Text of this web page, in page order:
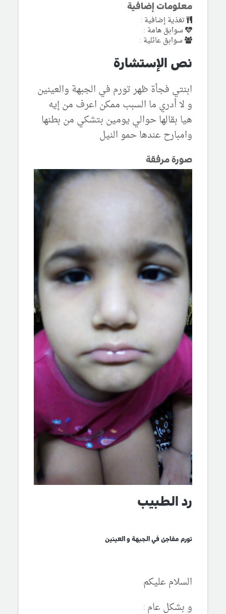
معلومات إضافية
تغذية إضافية :
سوابق هامة :
سوابق عائلية :
نص الإستشارة
ابنتي فجأة ظهر تورم في الجبهة والعينين
و لا أدري ما السبب ممكن اعرف من إيه
هيا بقالها حوالي يومين بتشكي من بطنها
وامبارح عندها حمو النيل
صورة مرفقة
رد الطبيب
تورم مفاجئ في الجبهة و العينين
السلام عليكم
و بشكل عام :